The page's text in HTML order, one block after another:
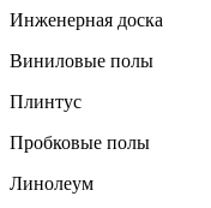
Инженерная доска
Виниловые полы
Плинтус
Пробковые полы
Линолеум